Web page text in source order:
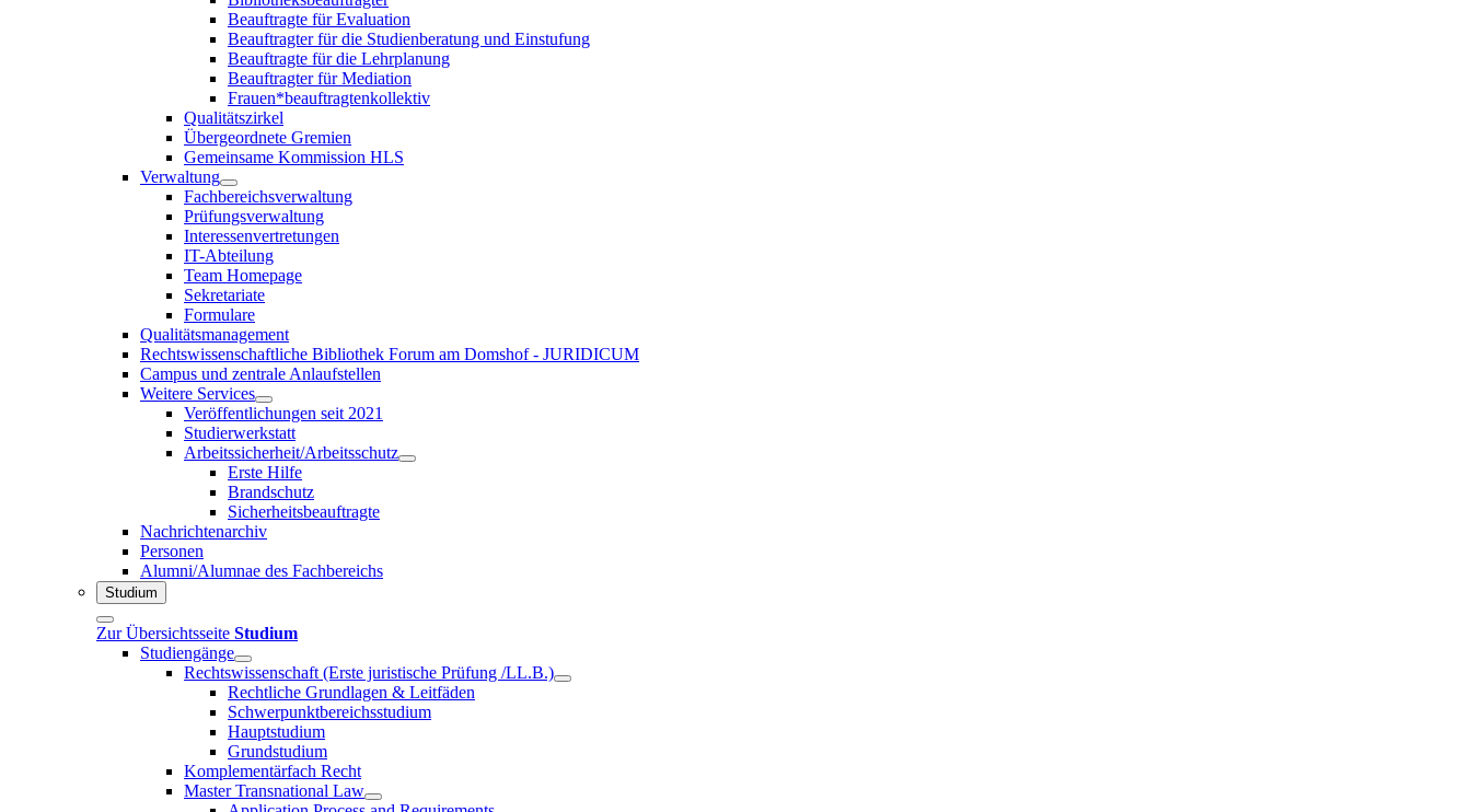
Beauftragte für Evaluation
Beauftragter für die Studienberatung und Einstufung
Beauftragte für die Lehrplanung
Beauftragter für Mediation
Frauen*beauftragtenkollektiv
Qualitätszirkel
Übergeordnete Gremien
Gemeinsame Kommission HLS
Verwaltung
Fachbereichsverwaltung
Prüfungsverwaltung
Interessenvertretungen
IT-Abteilung
Team Homepage
Sekretariate
Formulare
Qualitätsmanagement
Rechtswissenschaftliche Bibliothek Forum am Domshof - JURIDICUM
Campus und zentrale Anlaufstellen
Weitere Services
Veröffentlichungen seit 2021
Studierwerkstatt
Arbeitssicherheit/Arbeitsschutz
Erste Hilfe
Brandschutz
Sicherheitsbeauftragte
Nachrichtenarchiv
Personen
Alumni/Alumnae des Fachbereichs
Studium
Zur Übersichtsseite Studium
Studiengänge
Rechtswissenschaft (Erste juristische Prüfung /LL.B.)
Rechtliche Grundlagen & Leitfäden
Schwerpunktbereichsstudium
Hauptstudium
Grundstudium
Komplementärfach Recht
Master Transnational Law